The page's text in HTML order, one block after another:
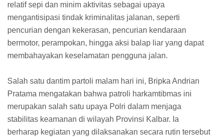
relatif sepi dan minim aktivitas sebagai upaya
mengantisipasi tindak kriminalitas jalanan, seperti
pencurian dengan kekerasan, pencurian kendaraan
bermotor, perampokan, hingga aksi balap liar yang dapat
membahayakan keselamatan pengguna jalan.
Salah satu dantim partoli malam hari ini, Bripka Andrian
Pratama mengatakan bahwa patroli harkamtibmas ini
merupakan salah satu upaya Polri dalam menjaga
stabilitas keamanan di wilayah Provinsi Kalbar. Ia
berharap kegiatan yang dilaksanakan secara rutin tersebut